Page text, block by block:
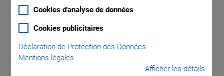
Cookies d'analyse de données
Cookies publicitaires
Déclaration de Protection des Données
Mentions légales
Afficher les détails
E-617 High-
Performance Piezo
Amplifier